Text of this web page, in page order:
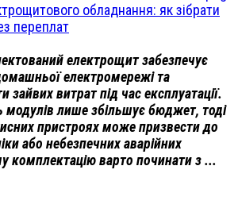
обладнання: як зібрати
переплат
електрощит забезпечує
електромережі та
зайвих витрат під час експлуатації.
модулів лише збільшує бюджет, тоді
пристроях може призвести до
або небезпечних аварійних
комплектацію варто починати з ...